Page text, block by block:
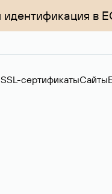
идентификация в
SSL-сертификатыСайты